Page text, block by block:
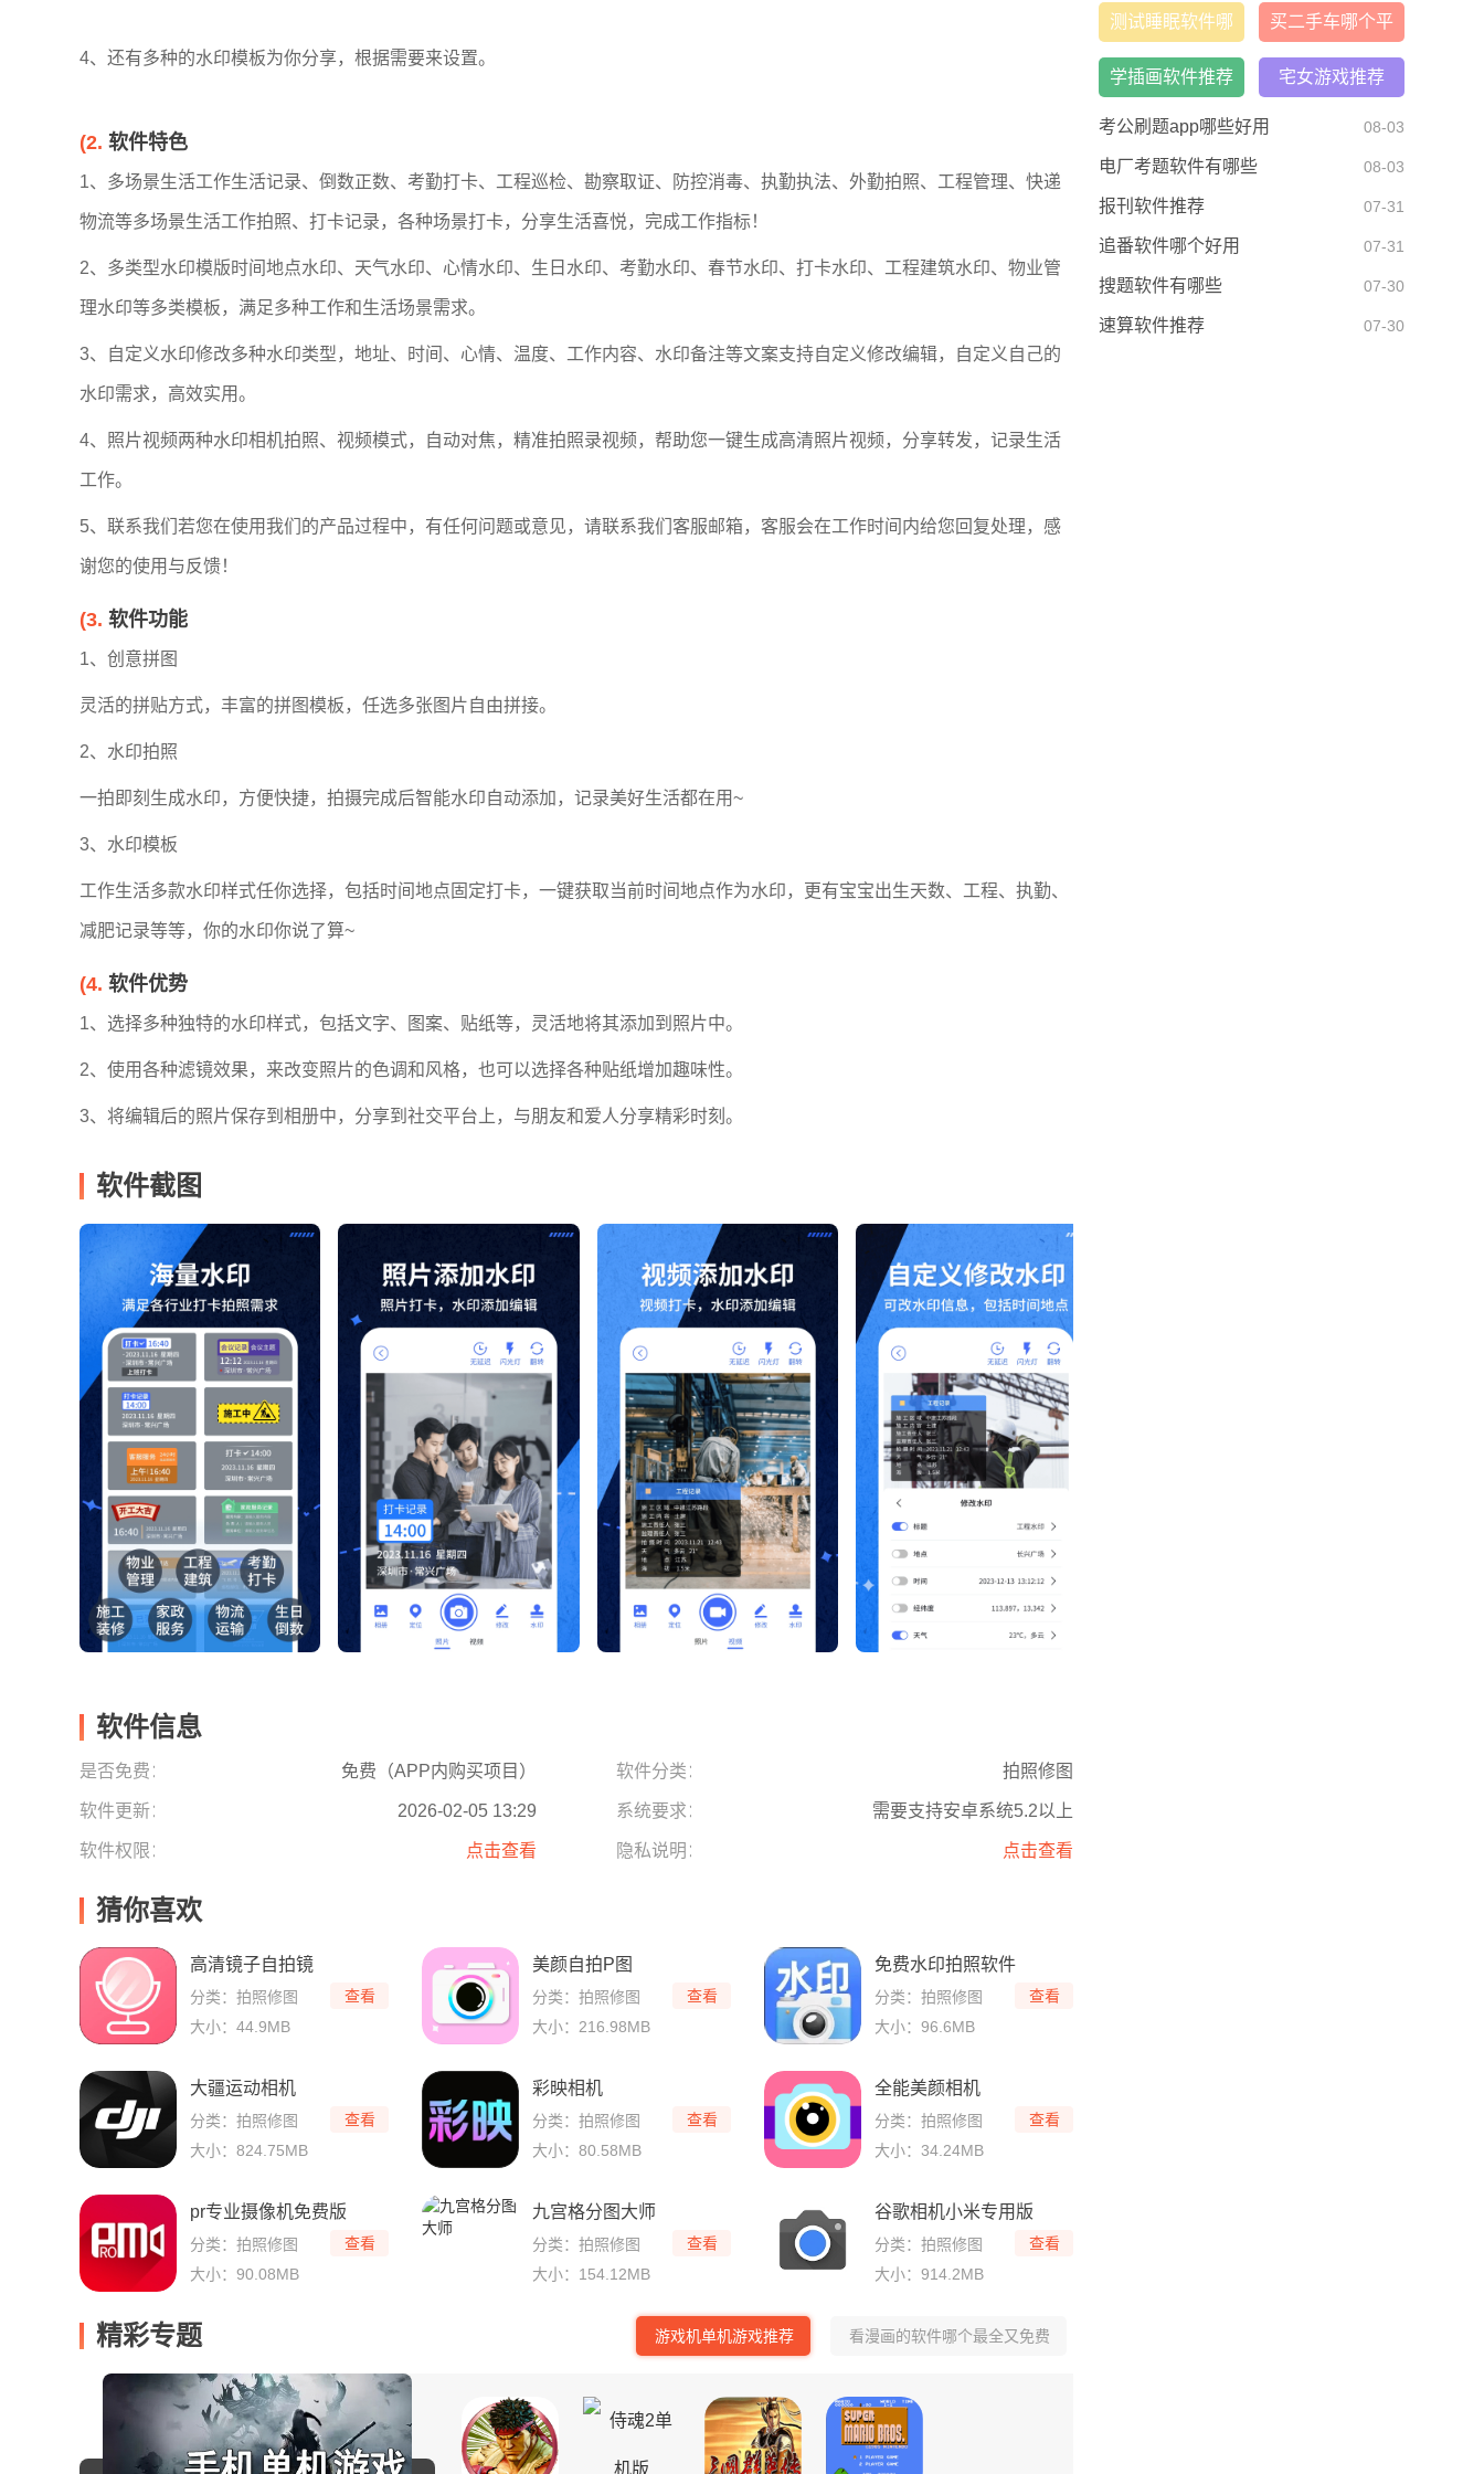
4、还有多种的水印模板为你分享，根据需要来设置。
(2. 软件特色
1、多场景生活工作生活记录、倒数正数、考勤打卡、工程巡检、勘察取证、防控消毒、执勤执法、外勤拍照、工程管理、快递
物流等多场景生活工作拍照、打卡记录，各种场景打卡，分享生活喜悦，完成工作指标！
2、多类型水印模版时间地点水印、天气水印、心情水印、生日水印、考勤水印、春节水印、打卡水印、工程建筑水印、物业管
理水印等多类模板，满足多种工作和生活场景需求。
3、自定义水印修改多种水印类型，地址、时间、心情、温度、工作内容、水印备注等文案支持自定义修改编辑，自定义自己的
水印需求，高效实用。
4、照片视频两种水印相机拍照、视频模式，自动对焦，精准拍照录视频，帮助您一键生成高清照片视频，分享转发，记录生活
工作。
5、联系我们若您在使用我们的产品过程中，有任何问题或意见，请联系我们客服邮箱，客服会在工作时间内给您回复处理，感
谢您的使用与反馈！
(3. 软件功能
1、创意拼图
灵活的拼贴方式，丰富的拼图模板，任选多张图片自由拼接。
2、水印拍照
一拍即刻生成水印，方便快捷，拍摄完成后智能水印自动添加，记录美好生活都在用~
3、水印模板
工作生活多款水印样式任你选择，包括时间地点固定打卡，一键获取当前时间地点作为水印，更有宝宝出生天数、工程、执勤、
减肥记录等等，你的水印你说了算~
(4. 软件优势
1、选择多种独特的水印样式，包括文字、图案、贴纸等，灵活地将其添加到照片中。
2、使用各种滤镜效果，来改变照片的色调和风格，也可以选择各种贴纸增加趣味性。
3、将编辑后的照片保存到相册中，分享到社交平台上，与朋友和爱人分享精彩时刻。
软件截图
软件信息
是否免费： 免费（APP内购买项目） 软件分类： 拍照修图
软件更新： 2026-02-05 13:29 系统要求： 需要支持安卓系统5.2以上
软件权限： 点击查看 隐私说明： 点击查看
猜你喜欢
高清镜子自拍镜
分类：拍照修图
大小：44.9MB
查看
美颜自拍P图
分类：拍照修图
大小：216.98MB
查看
免费水印拍照软件
分类：拍照修图
大小：96.6MB
查看
大疆运动相机
分类：拍照修图
大小：824.75MB
查看
彩映相机
分类：拍照修图
大小：80.58MB
查看
全能美颜相机
分类：拍照修图
大小：34.24MB
查看
pr专业摄像机免费版
分类：拍照修图
大小：90.08MB
查看
九宫格分图大师
分类：拍照修图
大小：154.12MB
查看
谷歌相机小米专用版
分类：拍照修图
大小：914.2MB
查看
精彩专题 看漫画的软件哪个最全又免费
游戏机单机游戏推荐
荐
测试睡眠软件哪
个好
买二手车哪个平
台好
学插画软件推荐
宅女游戏推荐
考公刷题app哪些好用 08-03
电厂考题软件有哪些 08-03
报刊软件推荐 07-31
追番软件哪个好用 07-31
搜题软件有哪些 07-30
速算软件推荐 07-30